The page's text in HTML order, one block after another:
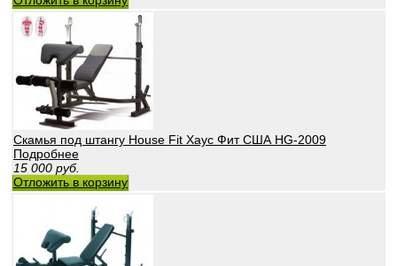
Скамья под штангу House Fit Хаус Фит США HG-2009
Подробнее
15 000 руб.
Отложить в корзину